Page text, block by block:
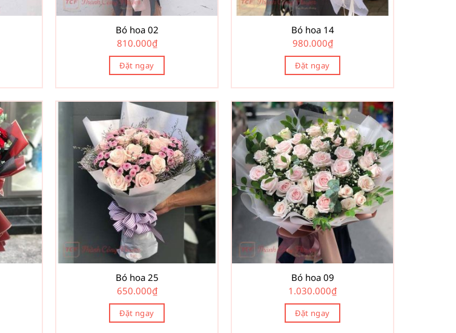
Bó hoa 02
810.000₫
Đặt ngay
Bó hoa 14
980.000₫
Đặt ngay
Bó hoa 25
650.000₫
Đặt ngay
Bó hoa 09
1.030.000₫
Đặt ngay